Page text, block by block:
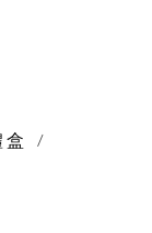
盒
/